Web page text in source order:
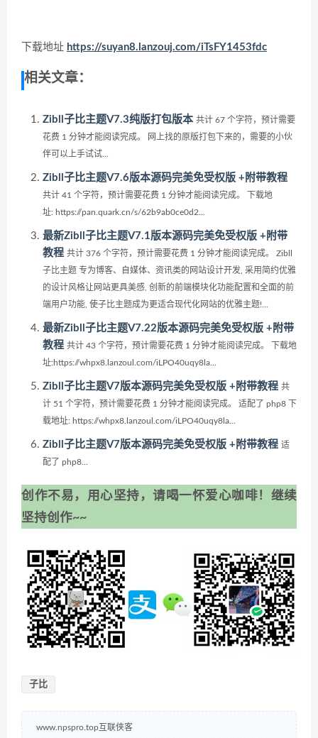
下载地址 https://suyan8.lanzouj.com/iTsFY1453fdc
相关文章：
Zibll子比主题V7.3纯版打包版本 共计 67 个字符，预计需要
花费 1 分钟才能阅读完成。 网上找的原版打包下来的，需要的小伙
伴可以上手试试...
Zibll子比主题V7.6版本源码完美免受权版 +附带教程
共计 41 个字符，预计需要花费 1 分钟才能阅读完成。 下载地
址: https://pan.quark.cn/s/62b9ab0ce0d2...
最新Zibll子比主题V7.1版本源码完美免受权版 +附带
教程 共计 376 个字符，预计需要花费 1 分钟才能阅读完成。 Zibll
子比主题 专为博客、自媒体、资讯类的网站设计开发, 采用简约优雅
的设计风格让网站更具美感, 创新的前端模块化功能配置和全面的前
端用户功能, 使子比主题成为更适合现代化网站的优雅主题!...
最新Zibll子比主题V7.22版本源码完美免受权版 +附带
教程 共计 43 个字符，预计需要花费 1 分钟才能阅读完成。 下载地
址:https://whpx8.lanzoul.com/iLPO40uqy8la...
Zibll子比主题V7版本源码完美免受权版 +附带教程 共
计 51 个字符，预计需要花费 1 分钟才能阅读完成。 适配了 php8 下
载地址: https://whpx8.lanzoul.com/iLPO40uqy8la...
Zibll子比主题V7版本源码完美免受权版 +附带教程 适
配了 php8...
创作不易，用心坚持，请喝一怀爱心咖啡！继续
坚持创作~~
子比
www.npspro.top互联侠客